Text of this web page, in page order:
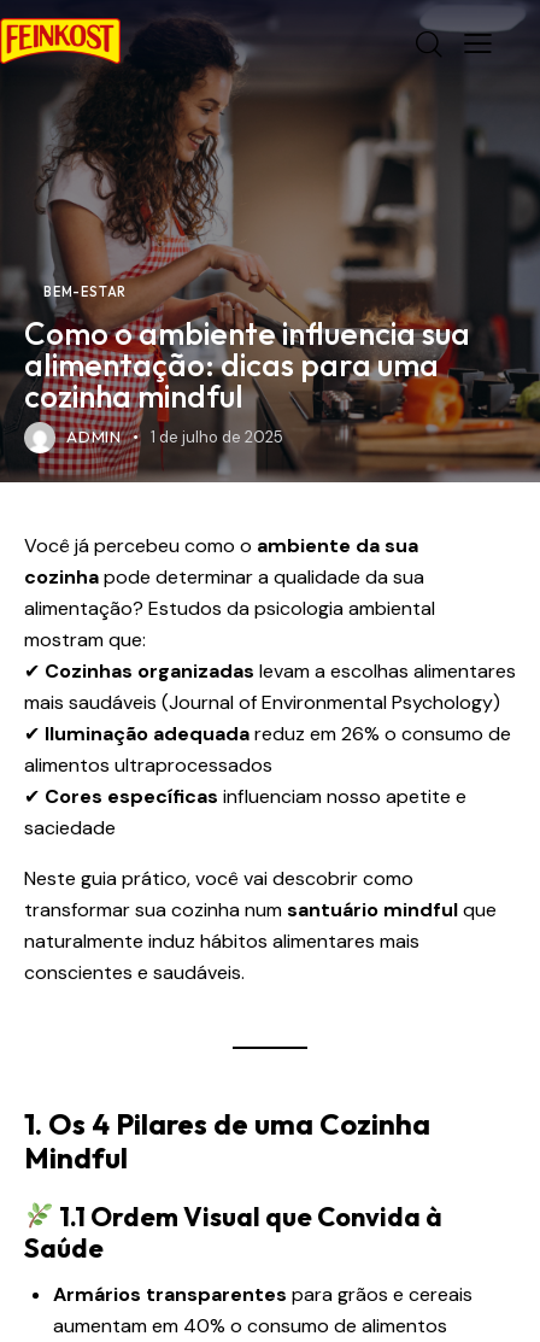
BEM-ESTAR
Como o ambiente influencia sua
alimentação: dicas para uma
cozinha mindful
ADMIN 1 de julho de 2025
Você já percebeu como o ambiente da sua
cozinhapode determinar a qualidade da sua
alimentação? Estudos da psicologia ambiental
mostram que:
✔ Cozinhas organizadas levam a escolhas alimentares
mais saudáveis (Journal of Environmental Psychology)
✔ Iluminação adequadareduz em 26% o consumo de
alimentos ultraprocessados
✔ Cores específicas influenciam nosso apetite e
saciedade
Neste guia prático, você vai descobrir como
transformar sua cozinha numsantuário mindfulque
naturalmente induz hábitos alimentares mais
conscientes e saudáveis.
1. Os 4 Pilares de uma Cozinha
Mindful
1.1 Ordem Visual que Convida à
Saúde
Armários transparentes para grãos e cereais
aumentam em 40% o consumo de alimentos